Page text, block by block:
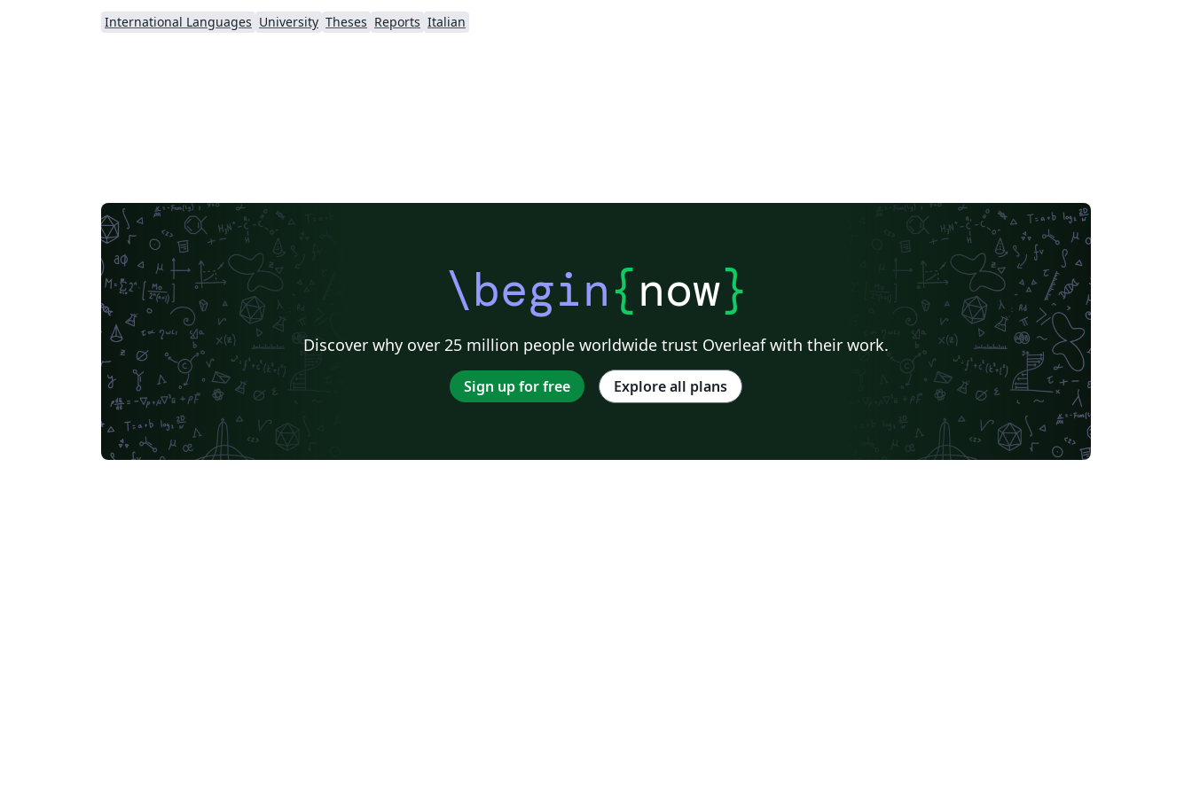
International Languages University Theses Reports Italian
\begin{now}
Discover why over 25 million people worldwide trust Overleaf with their work.
Sign up for free Explore all plans